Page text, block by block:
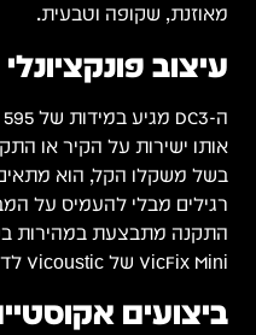
מאוזנת, שקופה וטבעית.
עיצוב
אותו ישירות על הקיר או
בשל משקלו הקל, הוא
רגילים מבלי להעמיס על
התקנה מתבצעת במהירות
VicFix Mini של Vicoustic לדיוק מרבי ועמידות גבוהה.
ביצועים